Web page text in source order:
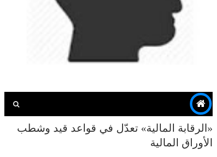
«الرقابة المالية» تعدّل في قواعد قيد وشطب
الأوراق المالية